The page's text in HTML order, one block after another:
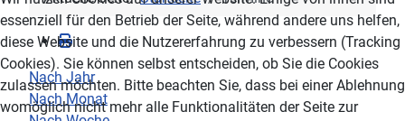
Nach Jahr
Nach Monat
essenziell für den Betrieb der Seite, während andere uns helfen,
diese Website und die Nutzererfahrung zu verbessern (Tracking
Cookies). Sie können selbst entscheiden, ob Sie die Cookies
zulassen möchten. Bitte beachten Sie, dass bei einer Ablehnung
womöglich nicht mehr alle Funktionalitäten der Seite zur